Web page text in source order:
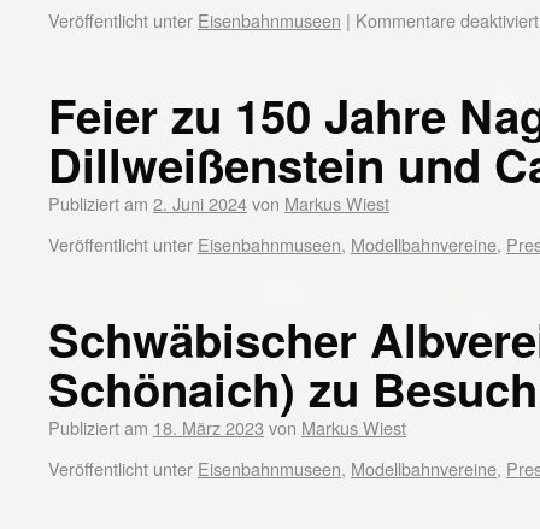
Veröffentlicht unter Eisenbahnmuseen | Kommentare deaktiviert
Feier zu 150 Jahre
Dillweißenstein und
Publiziert am 2. Juni 2024von Markus Wiest
Veröffentlicht unter Eisenbahnmuseen, Modellbahnvereine,
Schwäbischer
Schönaich) zu
Publiziert am 18. März 2023 von Markus Wiest
Veröffentlicht unter Eisenbahnmuseen, Modellbahnvereine,